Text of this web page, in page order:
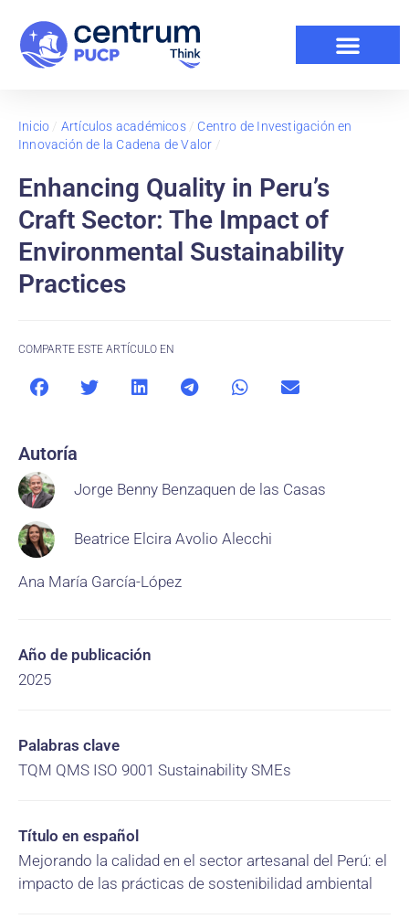
Inicio / Artículos académicos/ Centro de Investigación en
Innovación de la Cadena de Valor /
Enhancing Quality in Peru’s
Craft Sector: The Impact of
Environmental Sustainability
Practices
COMPARTE ESTE ARTÍCULO EN
Autoría
Jorge Benny Benzaquen de las Casas
Beatrice Elcira Avolio Alecchi
Ana María García-López
Año de publicación
2025
Palabras clave
TQM QMS ISO 9001 Sustainability SMEs
Título en español
Mejorando la calidad en el sector artesanal del Perú: el
impacto de las prácticas de sostenibilidad ambiental